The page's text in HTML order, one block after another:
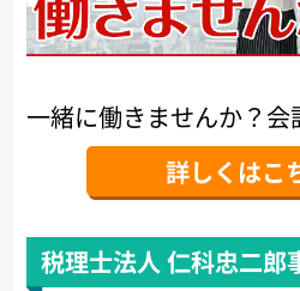
一緒に働きませんか？会
詳しくはこ
税理士法人 仁科忠二郎